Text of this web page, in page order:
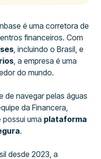
é uma corretora de
financeiros. Com
, incluindo o Brasil, e
, a empresa é uma
do mundo.
de navegar pelas águas
da Financera,
uma plataforma
.
desde 2023, a